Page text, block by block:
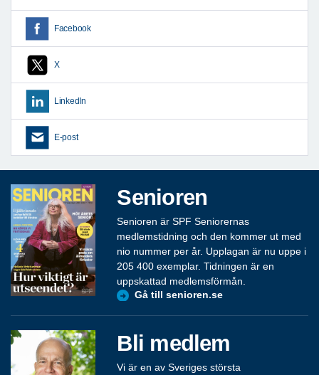
Facebook
X
LinkedIn
E-post
Senioren
Senioren är SPF Seniorernas
medlemstidning och den kommer ut med
nio nummer per år. Upplagan är nu uppe i
205 400 exemplar. Tidningen är en
uppskattad medlemsförmån.
Gå till senioren.se
Bli medlem
Vi är en av Sveriges största